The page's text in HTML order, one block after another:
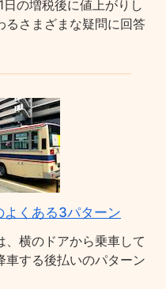
の増税後に値上がりし
るさまざまな疑問に回答
くある3パターン
、横のドアから乗車して
車する後払いのパターン